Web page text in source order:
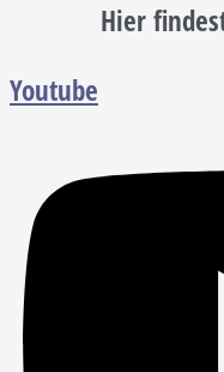
Hier
Youtube